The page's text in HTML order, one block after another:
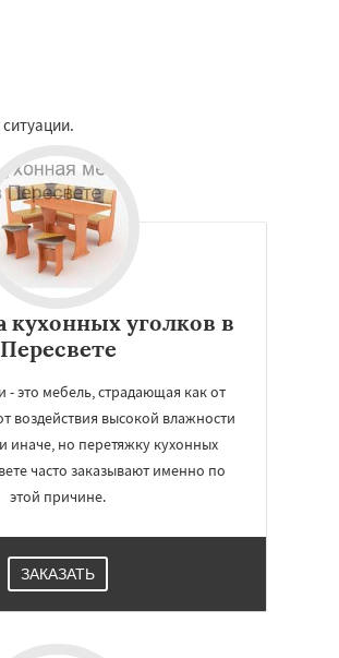
кухонных уголков в
Пересвете
- это мебель, страдающая как от
воздействия высокой влажности
иначе, но перетяжку кухонных
часто заказывают именно по
этой причине.
ЗАКАЗАТЬ